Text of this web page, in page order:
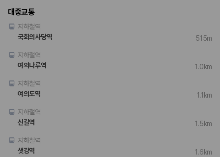
슈퍼자차:
2000만 고객이 선택한 렌트카 가격비교 플랫폼
카모아는 제주렌트카부터 국내·해외 렌트카까지 비교할 수 있는 렌트카 가
격비교 플랫폼입니다.
누적 이용 고객수
20,871,562
175,206
예약 가능 차량
전국 렌트카 지점
1,829
대중교통
지하철역
국회의사당역
515m
지하철역
여의나루역
1.0km
지하철역
여의도역
1.1km
지하철역
신길역
1.5km
지하철역
샛강역
1.6km